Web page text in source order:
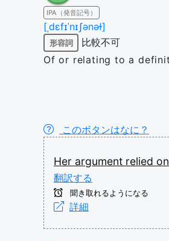
IPA（発音記号）
[ˌdɛfɪˈnɪʃənəɫ]
形容詞
比較不可
Of or relating to a
このボタンはなに？
Her argument relied on
翻訳する
聞き取れるようになる
詳細